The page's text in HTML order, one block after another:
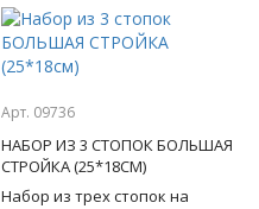
Арт. 09736
НАБОР ИЗ 3 СТОПОК БОЛЬШАЯ
СТРОЙКА (25*18СМ)
Набор из трех стопок на